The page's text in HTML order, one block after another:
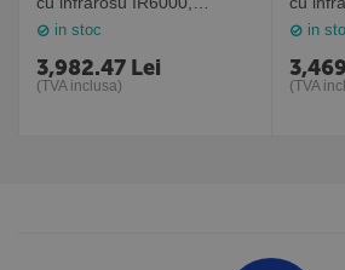
6000W, Frico Suedia
in stoc
3,982.47 Lei
(TVA inclusa)
in
(TVA